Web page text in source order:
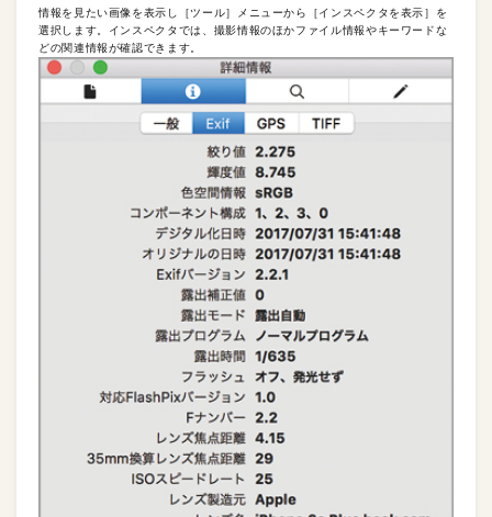
情報を見たい画像を表示し［ツール］メニューから［インスペクタを表示］を
選択します。インスペクタでは、撮影情報のほかファイル情報やキーワードな
どの関連情報が確認できます。